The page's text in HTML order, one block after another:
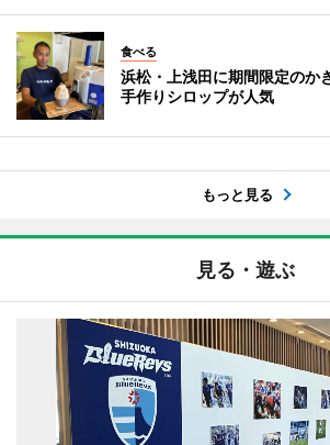
食べる
浜松・上浅田に期間限定のか
手作りシロップが人気
もっと見る
見る・遊ぶ